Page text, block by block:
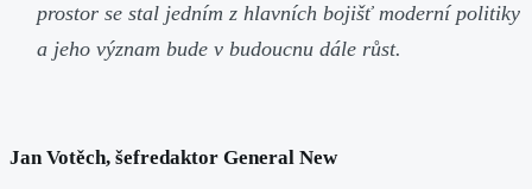
prostor se stal jedním z hlavních bojišť moderní politiky
a jeho význam bude v budoucnu dále růst.
Jan Votěch, šefredaktor General New